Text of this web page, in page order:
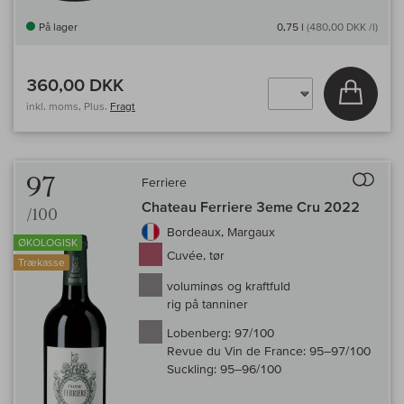
På lager 0,75 l (480,00 DKK /l)
360,00 DKK
inkl. moms, Plus. Fragt
Læg i
97
/100
ØKOLOGISK
Trækasse
Ferriere
Chateau Ferriere 3eme Cru 2022
Bordeaux, Margaux
Cuvée, tør
voluminøs og kraftfuld
rig på tanniner
Lobenberg: 97/100
Revue du Vin de France: 95–97/100
Suckling: 95–96/100